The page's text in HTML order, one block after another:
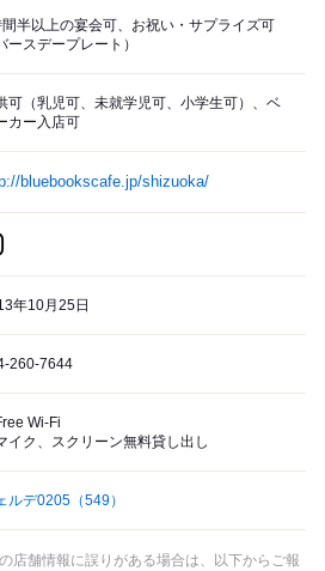
半以上の宴会可、お祝い・サプライズ可
ースデープレート）
可（乳児可、未就学児可、小学生可）、ベ
カー入店可
bluebookscafe.jp/shizuoka/
年10月25日
260-7644
Wi-Fi
イク、スクリーン無料貸し出し
ルデ0205 （549）
店舗情報に誤りがある場合は、以下からご報